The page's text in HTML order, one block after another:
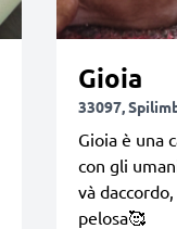
Gioia
33097,
Gioia è una
con gli
và
pelosa🥰